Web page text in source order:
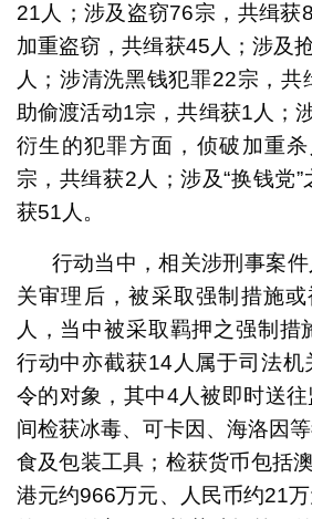
21人；涉及盗窃76宗，共缉获
加重盗窃，共缉获45人；涉及
人；涉清洗黑钱犯罪22宗，共
助偷渡活动1宗，共缉获1人；
衍生的犯罪方面，侦破加重
宗，共缉获2人；涉及“换钱党
获51人。
行动当中，相关涉刑事案
关审理后，被采取强制措施
人，当中被采取羁押之强制措
行动中亦截获14人属于司法机
令的对象，其中4人被即时送
间检获冰毒、可卡因、海洛因
食及包装工具；检获货币包括
港元约966万元、人民币约21